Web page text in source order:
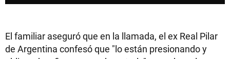
El familiar aseguró que en la llamada, el ex Real Pilar
de Argentina confesó que "lo están presionando y